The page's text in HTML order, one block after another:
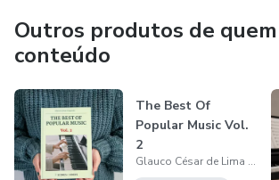
Escalas maiores e menores
Escalas brasileiras
Escalas de jazz
Outros produtos de
conteúdo
The Best Of
Popular Music Vol.
2
Glauco César de Lima e Silva Segundo